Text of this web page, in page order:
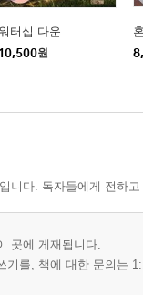
터십 다운
10,500원
니다. 독자들에게 전하
곳에 게재됩니다.
기를, 책에 대한 문의는